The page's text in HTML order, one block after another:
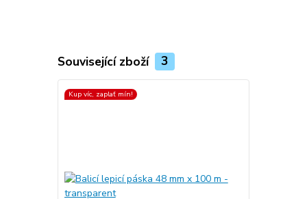
Související zboží 3
Kup víc, zaplať mín!